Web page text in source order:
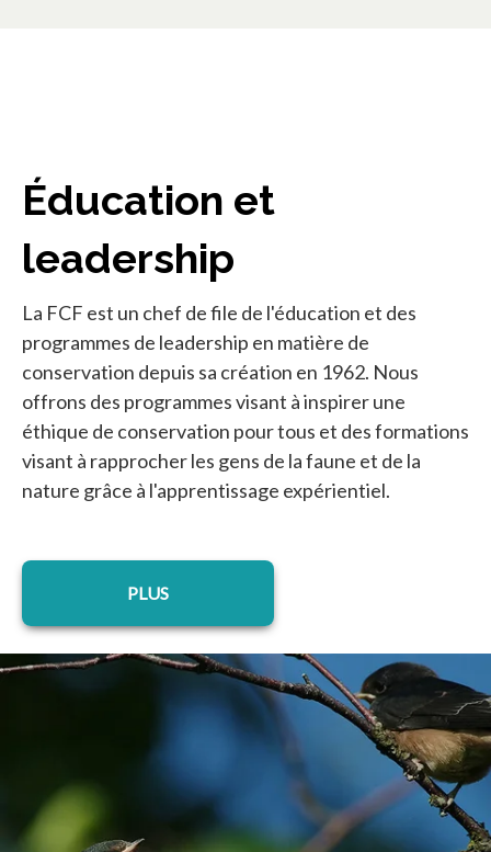
Éducation et
leadership
La FCF est un chef de file de l'éducation et des
programmes de leadership en matière de
conservation depuis sa création en 1962. Nous
offrons des programmes visant à inspirer une
éthique de conservation pour tous et des formations
visant à rapprocher les gens de la faune et de la
nature grâce à l'apprentissage expérientiel.
PLUS